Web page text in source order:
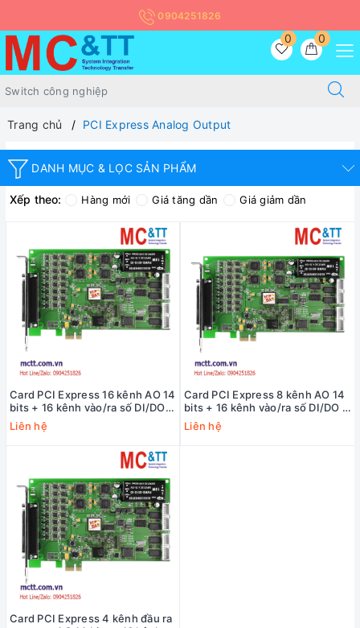
0904251826
0
0
Trang chủ PCI Express Analog Output
DANH MỤC & LỌC SẢN PHẨM
Xếp theo: Hàng mới Giá tăng dần Giá giảm dần
Card PCI Express 16 kênh AO 14
bits + 16 kênh vào/ra số DI/DO +
3 kênh
Timer/Counter/Frequency ICP
Liên hệ
Card PCI Express 8 kênh AO 14
bits + 16 kênh vào/ra số DI/DO +
3 kênh
Timer/Counter/Frequency ICP
Liên hệ
Card PCI Express 4 kênh đầu ra